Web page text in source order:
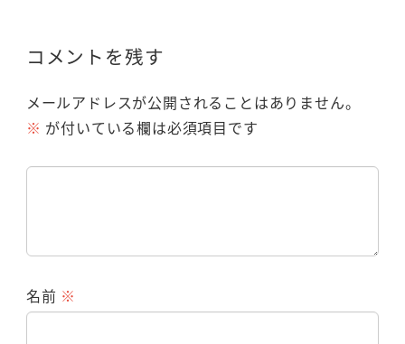
コメントを残す
メールアドレスが公開されることはありません。
※ が付いている欄は必須項目です
名前 ※